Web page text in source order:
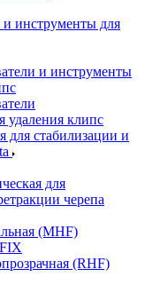
инструменты для
и инструменты
удаления клипс
для стабилизации и
для
черепа
(MHF)
(RHF)